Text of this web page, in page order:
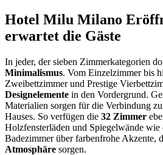
Hotel Milu Milano
erwartet die Gäste
In jeder, der sieben Zimmerkategorien
Minimalismus. Vom Einzelzimmer bis
Zweibettzimmer und Prestige
Designelemente in den Vordergrund.
Materialien sorgen für die Verbindung
Hauses. So verfügen die 32 Zimmer
Holzfensterläden und Spiegelwände
Badezimmer über farbenfrohe Akzente,
Atmosphäre sorgen.